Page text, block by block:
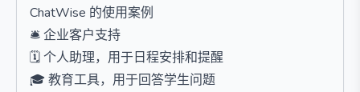
ChatWise 的使用案例
🛎️ 企业客户支持
🗓️ 个人助理，用于日程安排和提醒
🎓 教育工具，用于回答学生问题